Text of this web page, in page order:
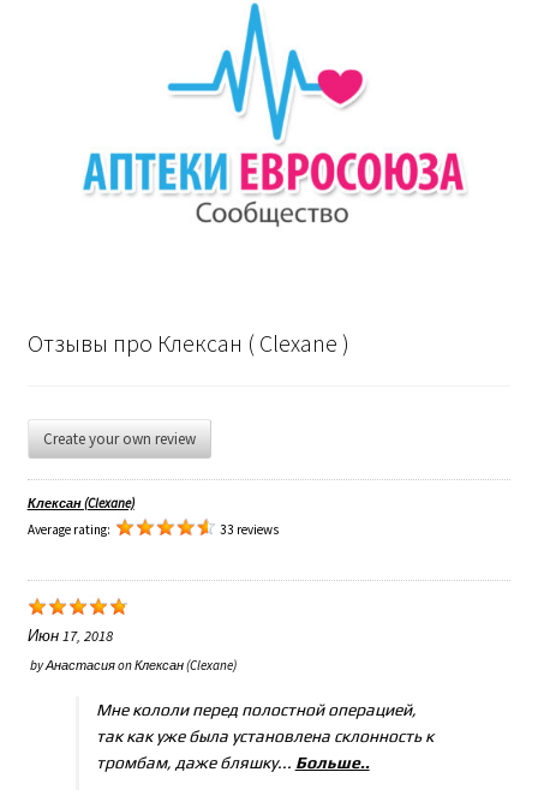
Отзывы про Клексан ( Clexane )
Create your own review
Клексан (Clexane)
Average rating:
33 reviews
Июн 17, 2018
byАнастасияonКлексан (Clexane)
Мне кололи перед полостной операцией,
так как уже была установлена склонность к
тромбам, даже бляшку... Больше..